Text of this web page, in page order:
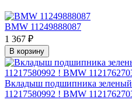
BMW 11249888087
1 367 ₽
В корзину
Вкладыш подшипника
11217580992 ! BMW